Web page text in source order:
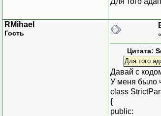
RMihael
Гость «
Цитата:
Для того
Давай с
У меня было
class
{
public: